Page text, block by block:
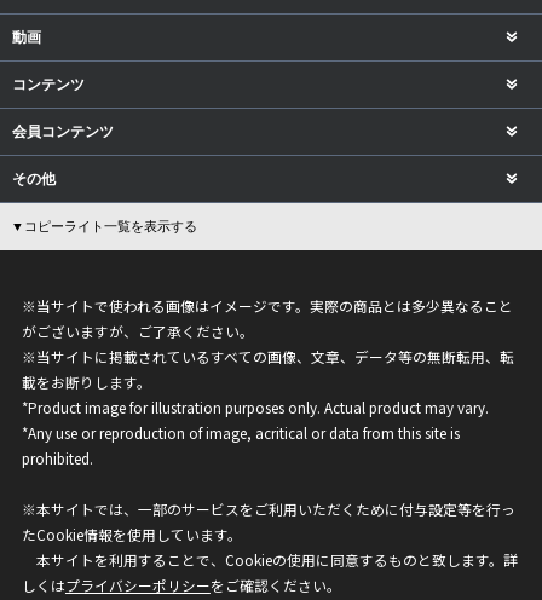
動画
コンテンツ
会員コンテンツ
その他
▼コピーライト一覧を表示する
※当サイトで使われる画像はイメージです。実際の商品とは多少異なること
がございますが、ご了承ください。
※当サイトに掲載されているすべての画像、文章、データ等の無断転用、転
載をお断りします。
*Product image for illustration purposes only. Actual product may vary.
*Any use or reproduction of image, acritical or data from this site is
prohibited.
※本サイトでは、一部のサービスをご利用いただくために付与設定等を行っ
たCookie情報を使用しています。
本サイトを利用することで、Cookieの使用に同意するものと致します。詳
しくはプライバシーポリシーをご確認ください。